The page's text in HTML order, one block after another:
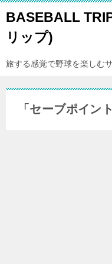
BASEBALL
リップ)
旅する感覚で野球を楽しむ
「セーブポイン